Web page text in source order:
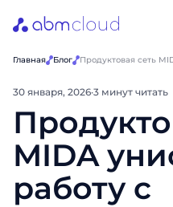
Главная Блог Продуктовая сеть
30 января, 2026·3 минут читать
MIDA
работу с